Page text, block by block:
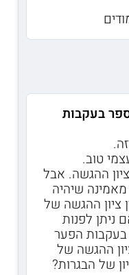
בעקבות
טוב.
ההגשה. אבל
מאמינה שיהיה
בין ציון ההגשה של
ניתן לפנות
הפער
ההגשה של
של הבגרות?